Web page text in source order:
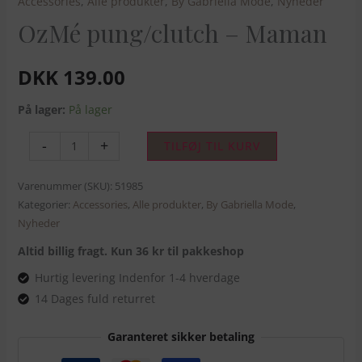
OzMé pung/clutch – Maman
DKK139.00
På lager: På lager
- + TILFØJ TIL KURV
Varenummer (SKU): 51985
Kategorier: Accessories, Alle produkter, By Gabriella Mode,
Nyheder
Altid billig fragt. Kun 36 kr til pakkeshop
Hurtig levering Indenfor 1-4 hverdage
14 Dages fuld returret
Garanteret sikker betaling